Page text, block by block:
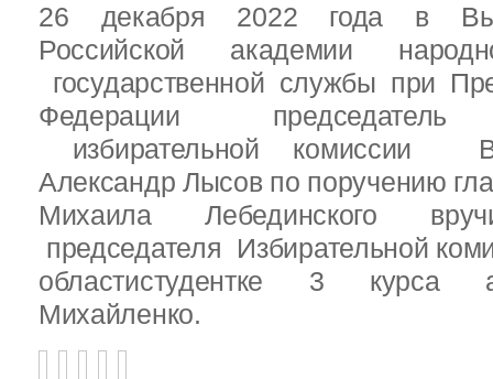
26 декабря 2022 года в
Российской академии
государственной службы при
Федерации председатель
избирательной комиссии
Александр Лысов по поручению
Михаила Лебединского
председателя Избирательной
областистудентке 3 курса
Михайленко.